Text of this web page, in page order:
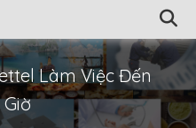
Làm Việc Đến